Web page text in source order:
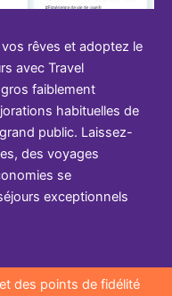
rêves et adoptez le
avec Travel
faiblement
habituelles de
public. Laissez-
des voyages
se
exceptionnels
des points de fidélité